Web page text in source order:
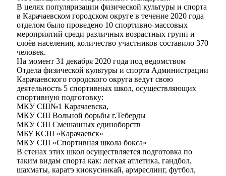
В целях популяризации физической культуры и спорта
в Карачаевском городском округе в течение 2020 года
отделом было проведено 10 спортивно-массовых
мероприятий среди различных возрастных групп и
слоёв населения, количество участников составило 370
человек.
На момент 31 декабря 2020 года под ведомством
Отдела физической культуры и спорта Администрации
Карачаевского городского округа ведут свою
деятельность 5 спортивных школ, осуществляющих
спортивную подготовку:
МКУ СШ№1 Карачаевска,
МКУ СШ Вольной борьбы г.Теберды
МКУ СШ Смешанных единоборств
МБУ КСШ «Карачаевск»
МКУ СШ «Спортивная школа бокса»
В стенах этих школ осуществляется подготовка по
таким видам спорта как: легкая атлетика, гандбол,
шахматы, каратэ киокусинкай, армреслинг, футбол,
Дума